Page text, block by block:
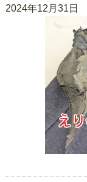
2024年12月31日